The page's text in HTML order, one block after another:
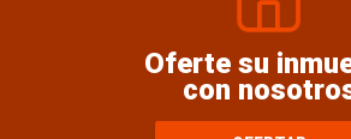
Oferte su
con